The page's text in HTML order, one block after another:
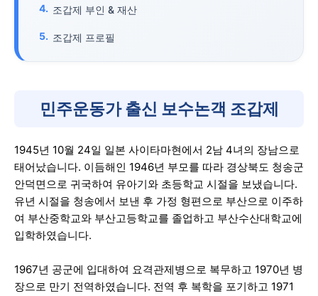
조갑제 부인 & 재산
조갑제 프로필
민주운동가 출신 보수논객 조갑제
1945년 10월 24일 일본 사이타마현에서 2남 4녀의 장남으로
태어났습니다. 이듬해인 1946년 부모를 따라 경상북도 청송군
안덕면으로 귀국하여 유아기와 초등학교 시절을 보냈습니다.
유년 시절을 청송에서 보낸 후 가정 형편으로 부산으로 이주하
여 부산중학교와 부산고등학교를 졸업하고 부산수산대학교에
입학하였습니다.
1967년 공군에 입대하여 요격관제병으로 복무하고 1970년 병
장으로 만기 전역하였습니다. 전역 후 복학을 포기하고 1971